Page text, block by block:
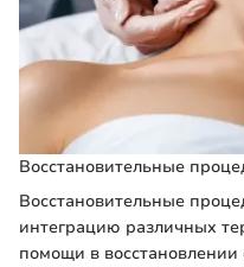
Восстановительные
Восстановительные
интеграцию различных
помощи в